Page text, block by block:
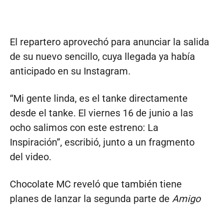
El repartero aprovechó para anunciar la salida
de su nuevo sencillo, cuya llegada ya había
anticipado en su Instagram.
“Mi gente linda, es el tanke directamente
desde el tanke. El viernes 16 de junio a las
ocho salimos con este estreno: La
Inspiración”, escribió, junto a un fragmento
del video.
Chocolate MC reveló que también tiene
planes de lanzar la segunda parte de Amigo